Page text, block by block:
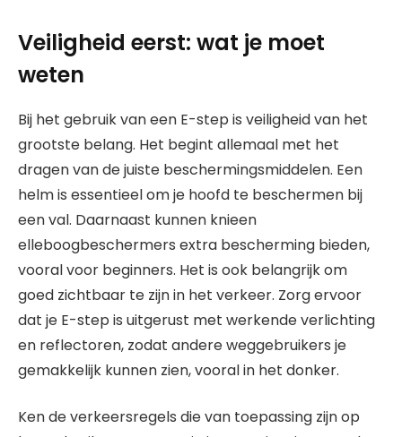
Veiligheid eerst: wat je moet
weten
Bij het gebruik van een E-step is veiligheid van het
grootste belang. Het begint allemaal met het
dragen van de juiste beschermingsmiddelen. Een
helm is essentieel om je hoofd te beschermen bij
een val. Daarnaast kunnen knieen
elleboogbeschermers extra bescherming bieden,
vooral voor beginners. Het is ook belangrijk om
goed zichtbaar te zijn in het verkeer. Zorg ervoor
dat je E-step is uitgerust met werkende verlichting
en reflectoren, zodat andere weggebruikers je
gemakkelijk kunnen zien, vooral in het donker.
Ken de verkeersregels die van toepassing zijn op